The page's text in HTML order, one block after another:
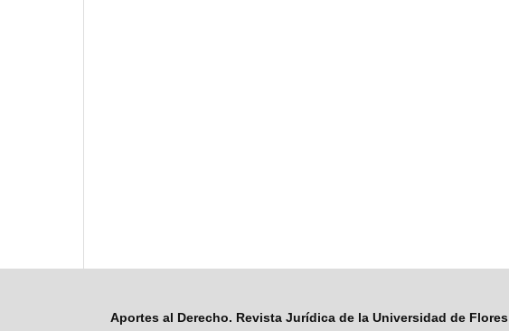
Aportes al Derecho. Revista Jurídica de la Universidad de Flores